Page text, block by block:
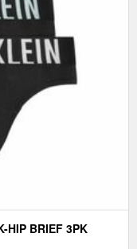
HIP BRIEF 3PK